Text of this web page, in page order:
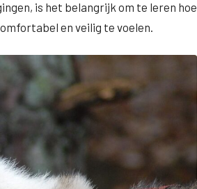
is het belangrijk om te leren hoe
en veilig te voelen.